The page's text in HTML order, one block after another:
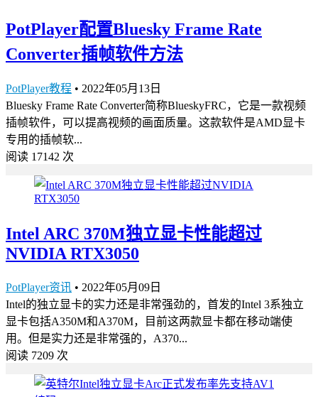
PotPlayer配置Bluesky Frame Rate
Converter插帧软件方法
PotPlayer教程 • 2022年05月13日
Bluesky Frame Rate Converter简称BlueskyFRC，它是一款视频
插帧软件，可以提高视频的画面质量。这款软件是AMD显卡
专用的插帧软...
阅读 17142 次
Intel ARC 370M独立显卡性能超过
NVIDIA RTX3050
PotPlayer资讯 • 2022年05月09日
Intel的独立显卡的实力还是非常强劲的，首发的Intel 3系独立
显卡包括A350M和A370M，目前这两款显卡都在移动端使
用。但是实力还是非常强的，A370...
阅读 7209 次